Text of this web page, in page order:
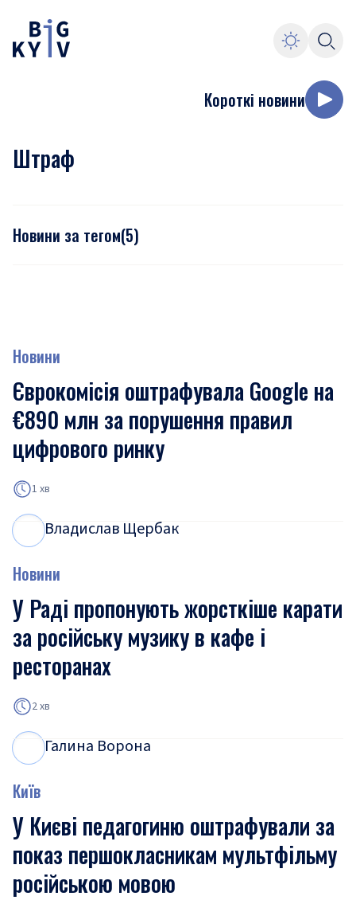
Короткі новини
Штраф
Новини за тегом(5)
Новини
Єврокомісія оштрафувала Google на
€890 млн за порушення правил
цифрового ринку
1 хв
Владислав Щербак
Новини
У Раді пропонують жорсткіше карати
за російську музику в кафе і
ресторанах
2 хв
Галина Ворона
Київ
У Києві педагогиню оштрафували за
показ першокласникам мультфільму
російською мовою